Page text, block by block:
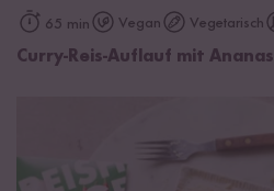
65 min Vegan Vegetarisch
Curry-Reis-Auflauf mit Ananas